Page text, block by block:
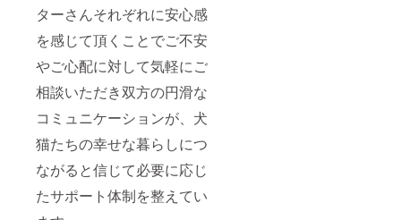
ターさんそれぞれに安心感
を感じて頂くことでご不安
やご心配に対して気軽にご
相談いただき双方の円滑な
コミュニケーションが、犬
猫たちの幸せな暮らしにつ
ながると信じて必要に応じ
たサポート体制を整えてい